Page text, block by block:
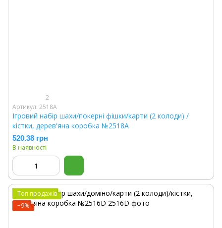
2
Артикул: 2518A
Ігровий набір шахи/покерні фішки/карти (2 колоди) /
кістки, дерев'яна коробка №2518A
520.38 грн
В наявності
Топ продажів
−9%